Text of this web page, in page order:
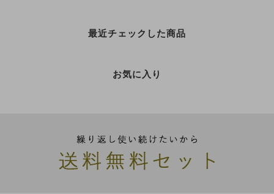
最近チェックした商品
お気に入り